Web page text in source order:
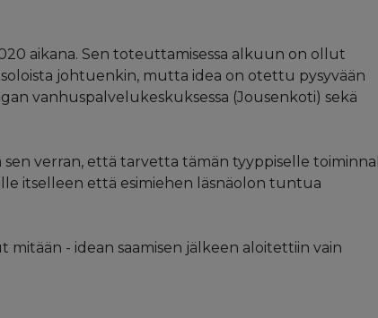
aikana. Sen toteuttamisessa alkuun on ollut
johtuenkin, mutta idea on otettu pysyvään
vanhuspalvelukeskuksessa (Jousenkoti) sekä
verran, että tarvetta tämän tyyppiselle
itselleen että esimiehen läsnäolon tuntua
- idean saamisen jälkeen aloitettiin vain